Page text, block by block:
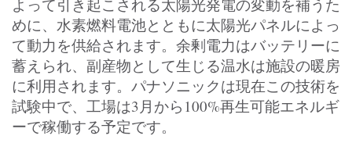
よって引き起こされる太陽光発電の変動を補うた
めに、水素燃料電池とともに太陽光パネルによっ
て動力を供給されます。余剰電力はバッテリーに
蓄えられ、副産物として生じる温水は施設の暖房
に利用されます。パナソニックは現在この技術を
試験中で、工場は3月から100%再生可能エネルギ
ーで稼働する予定です。